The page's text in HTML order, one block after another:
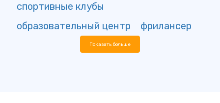
спортивные клубы
образовательный центр
фрилансер
Показать больше